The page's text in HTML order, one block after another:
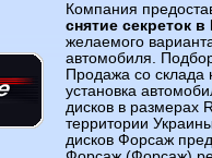
Компания
снятие секреток в
желаемого
автомобиля.
Продажа со
установка
дисков в размерах
территории
дисков Форсаж